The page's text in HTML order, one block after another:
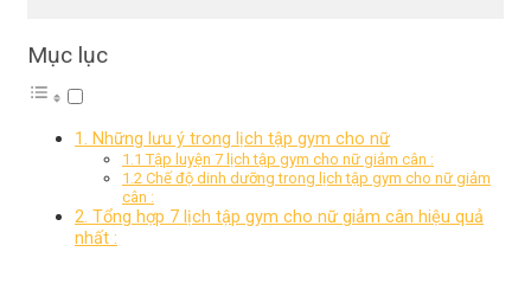
Mục lục
1. Những lưu ý trong lịch tập gym cho nữ
1.1 Tập luyện 7 lịch tập gym cho nữ giảm cân :
1.2 Chế độ dinh dưỡng trong lịch tập gym cho nữ giảm
cân :
2. Tổng hợp 7 lịch tập gym cho nữ giảm cân hiệu quả
nhất :